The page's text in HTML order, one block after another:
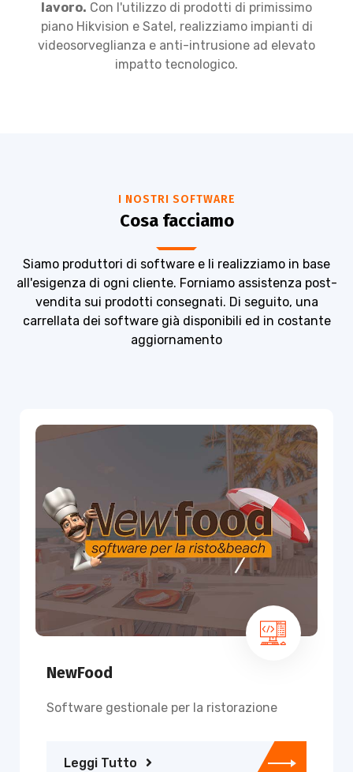
lavoro. Con l'utilizzo di prodotti di primissimo
piano Hikvision e Satel, realizziamo impianti di
videosorveglianza e anti-intrusione ad elevato
impatto tecnologico.
I NOSTRI SOFTWARE
Cosa facciamo
Siamo produttori di software e li realizziamo in base
all'esigenza di ogni cliente. Forniamo assistenza post-
vendita sui prodotti consegnati. Di seguito, una
carrellata dei software già disponibili ed in costante
aggiornamento
NewFood
Software gestionale per la ristorazione
Leggi Tutto